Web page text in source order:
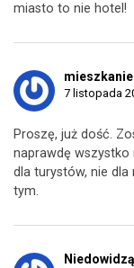
miasto to nie hotel!
7 listopada
Proszę, już dość.
naprawdę
dla turystów, nie dla
tym.